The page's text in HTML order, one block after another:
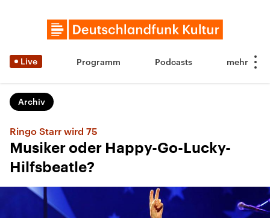
Live Programm Podcasts
Archiv
Ringo Starr wird 75
Musiker oder Happy-Go-Lucky-
Hilfsbeatle?